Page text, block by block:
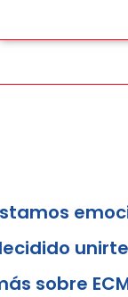
sobre